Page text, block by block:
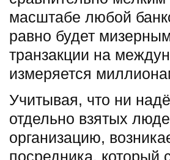
масштабе любой
равно будет
транзакции на
измеряется
Учитывая, что ни
отдельно взятых
организацию,
посредника, который